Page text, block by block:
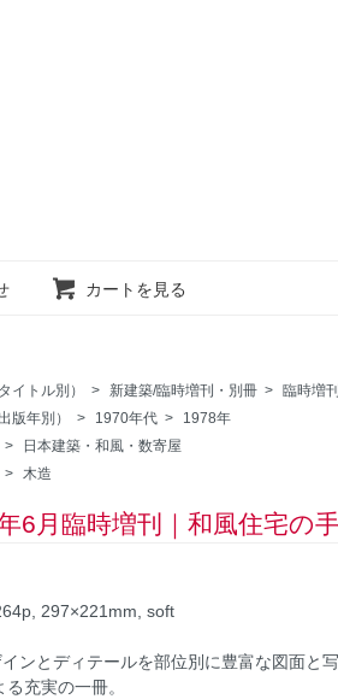
カートを見る
イトル別） > 新建築/臨時増刊・別冊 >
臨時増
版年別） > 1970年代 >
1978年
>
日本建築・和風・数寄屋
> 木造
6月臨時増刊｜和風住宅の
297×221mm, soft
ンとディテールを部位別に豊富な図面と
充実の一冊。